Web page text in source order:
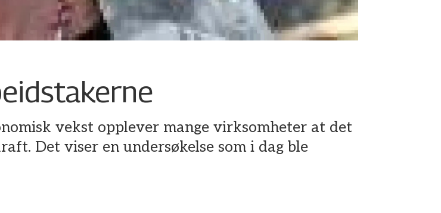
vekst opplever mange virksomheter at det
Det viser en undersøkelse som i dag ble